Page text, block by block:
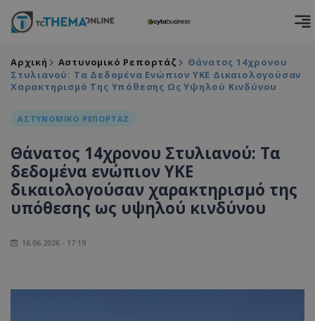
Αρχική Αστυνομικό Ρεπορτάζ
Θάνατος 14χρονου
Στυλιανού: Τα Δεδομένα Ενώπιον ΥΚΕ Δικαιολογούσαν
Χαρακτηρισμό Της Υπόθεσης Ως Υψηλού Κινδύνου
ΑΣΤΥΝΟΜΙΚΟ ΡΕΠΟΡΤΑΖ
Θάνατος 14χρονου Στυλιανού: Τα
δεδομένα ενώπιον ΥΚΕ
δικαιολογούσαν χαρακτηρισμό της
υπόθεσης ως υψηλού κινδύνου
16.06.2026 - 17:19